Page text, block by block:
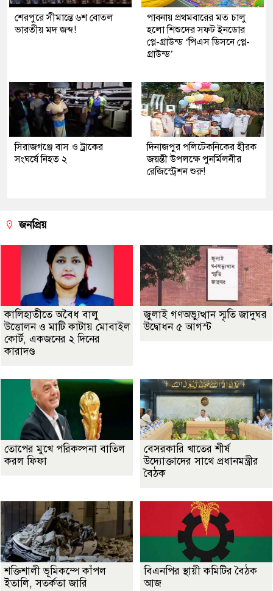
শেরপুরে সীমান্তে ৬শ বোতল
ভারতীয় মদ জব্দ!
পাবনায় প্রথমবারের মত চালু
হলো শিশুদের সফট ইনডোর
প্লে-গ্রাউন্ড ‘পিএস ডিসনে প্লে-
গ্রাউন্ড’
সিরাজগঞ্জে বাস ও ট্রাকের
সংঘর্ষে নিহত ২
দিনাজপুর পলিটেকনিকের হীরক
জয়ন্তী উপলক্ষে পুনর্মিলনীর
রেজিস্ট্রেশন শুরু!
জনপ্রিয়
কালিহাতীতে অবৈধ বালু
উত্তোলন ও মাটি কাটায় মোবাইল
কোর্ট, একজনের ২ দিনের
কারাদণ্ড
জুলাই গণঅভ্যুত্থান স্মৃতি জাদুঘর
উদ্বোধন ৫ আগস্ট
তোপের মুখে পরিকল্পনা বাতিল
করল ফিফা
বেসরকারি খাতের শীর্ষ
উদ্যোক্তাদের সাথে প্রধানমন্ত্রীর
বৈঠক
শক্তিশালী ভূমিকম্পে কাঁপল
ইতালি, সতর্কতা জারি
বিএনপির স্থায়ী কমিটির বৈঠক
আজ